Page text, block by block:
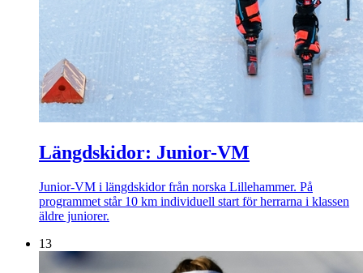
Längdskidor: Junior-VM
Junior-VM i längdskidor från norska Lillehammer. På
programmet står 10 km individuell start för herrarna i klassen
äldre juniorer.
13